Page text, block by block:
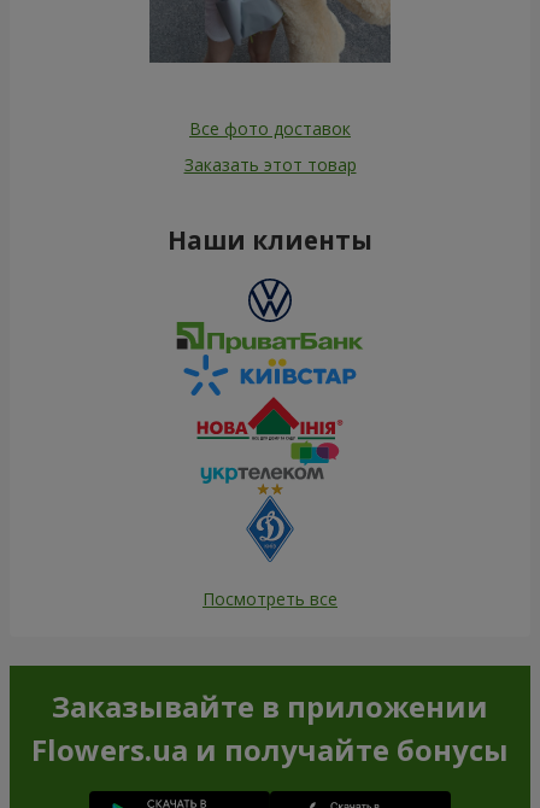
Все фото доставок
Заказать этот товар
Наши клиенты
Посмотреть все
Заказывайте в приложении
Flowers.ua и получайте бонусы